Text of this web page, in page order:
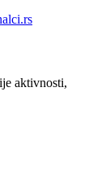
aktivnosti,